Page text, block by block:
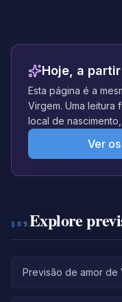
Hoje, a
Esta página é a
Virgem. Uma leitura
local de
Ver
§09 Explore
Previsão de amor de